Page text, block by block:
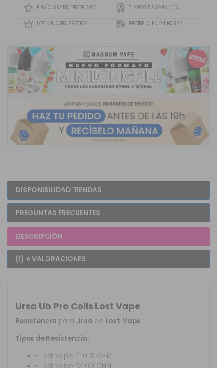
ENVÍO GRATIS DESDE 30€ 3 AÑOS DE GARANTÍA
LOS MEJORES PRECIOS RECÍBELO EN 24 HORAS
DISPONIBILIDAD TIENDAS
PREGUNTAS FRECUENTES
DESCRIPCIÓN
(1) ⭐ VALORACIONES
Ursa Ub Pro Coils Lost Vape
Resistencia para Ursa de Lost Vape.
Tipos de Resistencia:
- Lost Vape P1 0.15 OHM
- Lost Vape P3 0.3 OHM